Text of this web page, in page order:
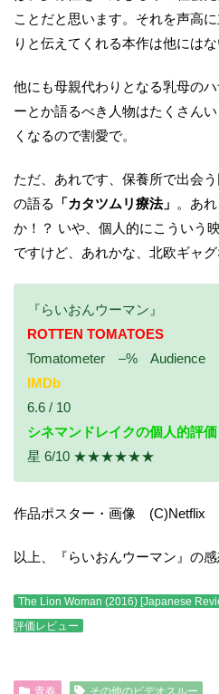
ことだと思います。それを声高
りと伝えてくれる本作は他には
他にも母親代わりとなる乳母の
ーとか語るべき人物はたくさん
くなるので割愛で。
ただ、あれです、保養所で出会
の語る
「カタツムリ療法」 。あ
か！？ いや、個人的にこういう
ですけど、あれかな、北欧ギャ
『らいおんウーマン』
ROTTEN TOMATOES
Tomatometer –% Audience
IMDb
6.6 / 10
シネマンドレイクの個人的評価
星 6/10 ★★★★★★
作品ポスター・画像 (C)Netflix
以上、『らいおんウーマン』の感
The Lion Woman (2016) [Japanese
評価レビュー